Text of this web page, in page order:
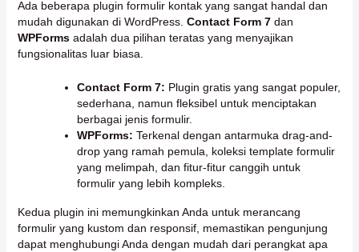
Ada beberapa plugin formulir kontak yang sangat handal dan
mudah digunakan di WordPress. Contact Form 7dan
WPFormsadalah dua pilihan teratas yang menyajikan
fungsionalitas luar biasa.
Contact Form 7: Plugin gratis yang sangat populer,
sederhana, namun fleksibel untuk menciptakan
berbagai jenis formulir.
WPForms: Terkenal dengan antarmuka drag-and-
drop yang ramah pemula, koleksi template formulir
yang melimpah, dan fitur-fitur canggih untuk
formulir yang lebih kompleks.
Kedua plugin ini memungkinkan Anda untuk merancang
formulir yang kustom dan responsif, memastikan pengunjung
dapat menghubungi Anda dengan mudah dari perangkat apa